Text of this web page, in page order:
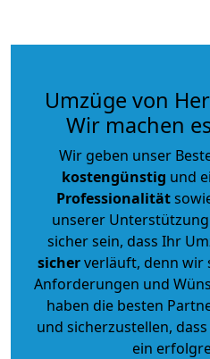
Umzüge von
Wir machen
Wir geben unser
kostengünstig und
Professionalität
unserer
sicher sein, dass Ihr
sicherverläuft, denn wir
Anforderungen und
haben die besten
und sicherzustellen,
ein